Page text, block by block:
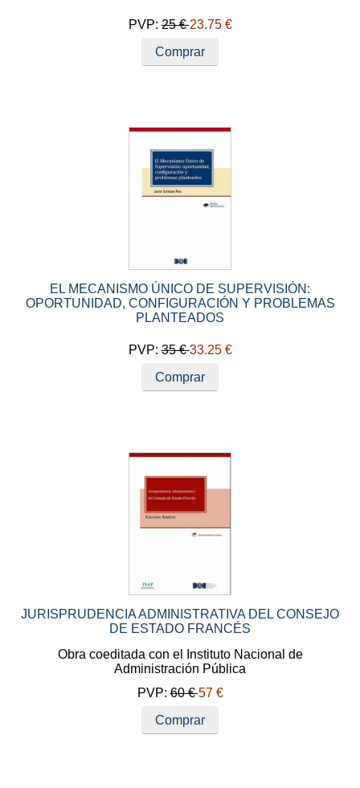
PVP:25 €23.75 €
Comprar
EL MECANISMO ÚNICO DE SUPERVISIÓN:
OPORTUNIDAD, CONFIGURACIÓN Y PROBLEMAS
PLANTEADOS
PVP:35 €33.25 €
Comprar
JURISPRUDENCIA ADMINISTRATIVA DEL CONSEJO
DE ESTADO FRANCÉS
Obra coeditada con el Instituto Nacional de
Administración Pública
PVP:60 €57 €
Comprar